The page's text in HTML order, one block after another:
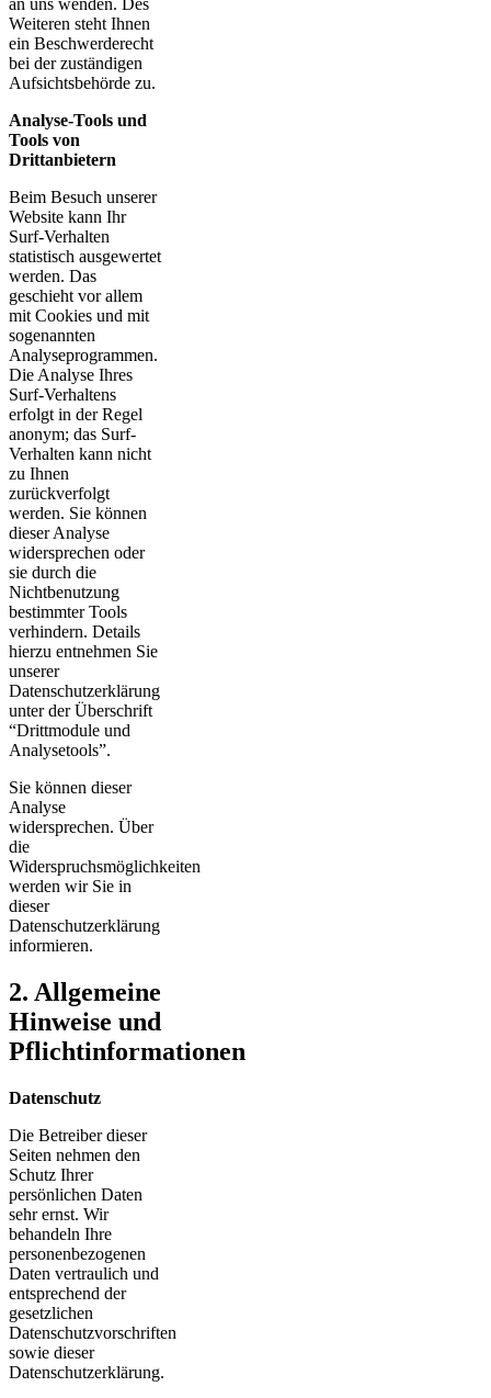
Weiteren steht Ihnen
ein Beschwerderecht
bei der zuständigen
Aufsichtsbehörde zu.
Analyse-Tools und
Tools von
Drittanbietern
Beim Besuch unserer
Website kann Ihr
Surf-Verhalten
statistisch ausgewertet
werden. Das
geschieht vor allem
mit Cookies und mit
sogenannten
Analyseprogrammen.
Die Analyse Ihres
Surf-Verhaltens
erfolgt in der Regel
anonym; das Surf-
Verhalten kann nicht
zu Ihnen
zurückverfolgt
werden. Sie können
dieser Analyse
widersprechen oder
sie durch die
Nichtbenutzung
bestimmter Tools
verhindern. Details
hierzu entnehmen Sie
unserer
Datenschutzerklärung
unter der Überschrift
“Drittmodule und
Analysetools”.
Sie können dieser
Analyse
widersprechen. Über
die
Widerspruchsmöglichkeiten
werden wir Sie in
dieser
Datenschutzerklärung
informieren.
2. Allgemeine
Hinweise und
Pflichtinformationen
Datenschutz
Die Betreiber dieser
Seiten nehmen den
Schutz Ihrer
persönlichen Daten
sehr ernst. Wir
behandeln Ihre
personenbezogenen
Daten vertraulich und
entsprechend der
gesetzlichen
Datenschutzvorschriften
sowie dieser
Datenschutzerklärung.